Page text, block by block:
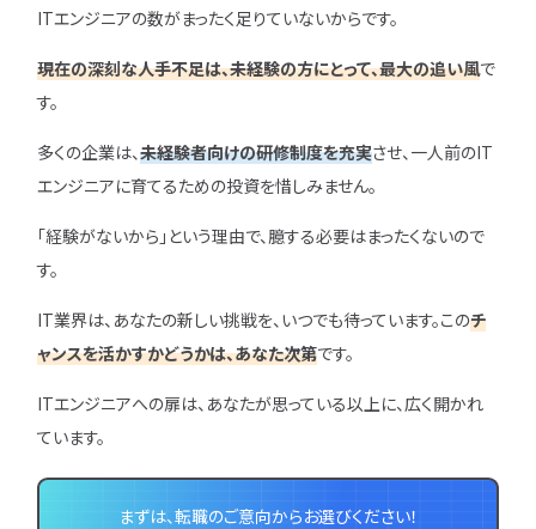
ITエンジニアの数がまったく足りていないからです。
現在の深刻な人手不足は、未経験の方にとって、最大の追い風で
す。
多くの企業は、未経験者向けの研修制度を充実させ、一人前のIT
エンジニアに育てるための投資を惜しみません。
「経験がないから」という理由で、臆する必要はまったくないので
す。
IT業界は、あなたの新しい挑戦を、いつでも待っています。このチ
ャンスを活かすかどうかは、あなた次第です。
ITエンジニアへの扉は、あなたが思っている以上に、広く開かれ
ています。
まずは、転職のご意向からお選びください！